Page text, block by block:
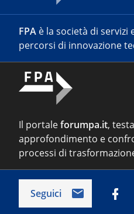
FPA è la società di servizi
percorsi di innovazione
Il portaleforumpa.it,
approfondimento e
processi di
Seguici